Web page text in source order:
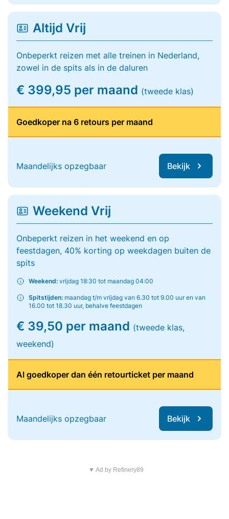
Altijd Vrij
Onbeperkt reizen met alle treinen in Nederland,
zowel in de spits als in de daluren
€ 399,95 per maand (tweede klas)
Goedkoper na 6 retours per maand
Maandelijks opzegbaar Bekijk
Weekend Vrij
Onbeperkt reizen in het weekend en op
feestdagen, 40% korting op weekdagen buiten de
spits
Weekend: vrijdag 18:30 tot maandag 04:00
Spitstijden: maandag t/m vrijdag van 6.30 tot 9.00 uur en van
16.00 tot 18.30 uur, behalve feestdagen
€ 39,50 per maand (tweede klas,
weekend)
Al goedkoper dan één retourticket per maand
Maandelijks opzegbaar Bekijk
▼ Ad by Refinery89